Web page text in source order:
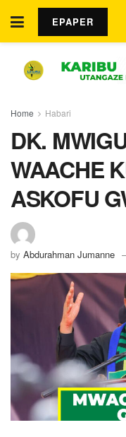
EPAPER
Home Habari
DK.
WAACHE
ASKOFU
by Abdurahman Jumanne